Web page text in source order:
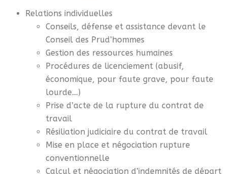
Relations individuelles
Conseils, défense et assistance devant le
Conseil des Prud’hommes
Gestion des ressources humaines
Procédures de licenciement (abusif,
économique, pour faute grave, pour faute
lourde…)
Prise d’acte de la rupture du contrat de
travail
Résiliation judiciaire du contrat de travail
Mise en place et négociation rupture
conventionnelle
Calcul et négociation d’indemnités de départ